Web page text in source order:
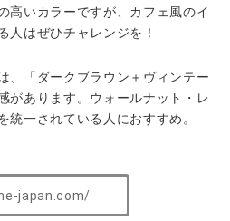
高いカラーですが、カフェ風のイ
人はぜひチャレンジを！
、「ダークブラウン＋ヴィンテー
があります。ウォールナット・レ
統一されている人におすすめ。
japan.com/